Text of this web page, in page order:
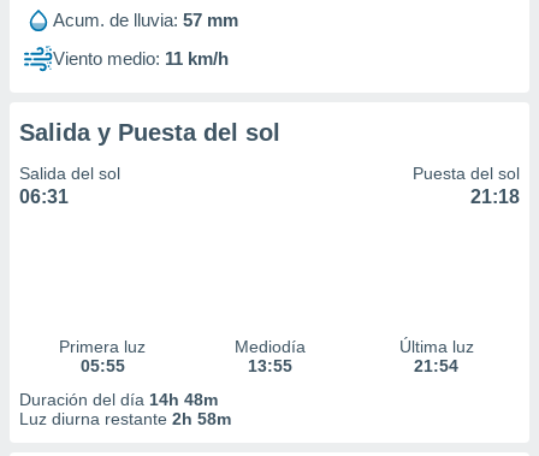
Acum. de lluvia: 57 mm
Viento medio: 11 km/h
Salida y Puesta del sol
Salida del sol
06:31
Puesta del sol
21:18
Primera luz
05:55
Mediodía
13:55
Última luz
21:54
Duración del día 14h 48m
Luz diurna restante 2h 58m